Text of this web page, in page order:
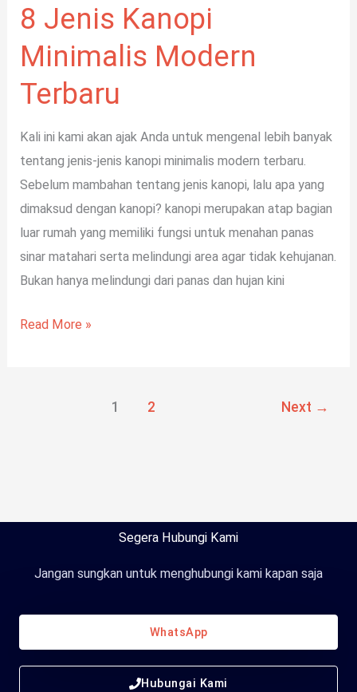
8 Jenis Kanopi
Minimalis Modern
Terbaru
Kali ini kami akan ajak Anda untuk mengenal lebih banyak
tentang jenis-jenis kanopi minimalis modern terbaru.
Sebelum mambahan tentang jenis kanopi, lalu apa yang
dimaksud dengan kanopi? kanopi merupakan atap bagian
luar rumah yang memiliki fungsi untuk menahan panas
sinar matahari serta melindungi area agar tidak kehujanan.
Bukan hanya melindungi dari panas dan hujan kini
Read More »
1 2 Next →
Segera Hubungi Kami
Jangan sungkan untuk menghubungi kami kapan saja
WhatsApp
Hubungai Kami